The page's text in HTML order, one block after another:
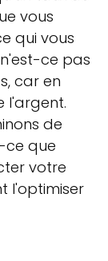
vous
qui vous
ce pas
car en
l'argent.
de
ce que
votre
l'optimiser